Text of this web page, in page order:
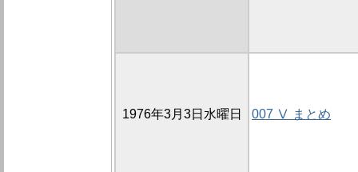
1976年3月3日水曜日 007 Ⅴ まとめ